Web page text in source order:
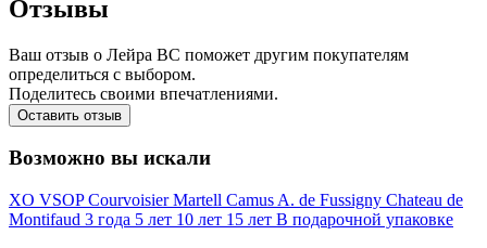
Отзывы
Ваш отзыв о Лейра ВС поможет другим покупателям
определиться с выбором.
Поделитесь своими впечатлениями.
Оставить отзыв
Возможно вы искали
XO VSOPCourvoisierMartell Camus A. de Fussigny Chateau de
Montifaud 3 года 5 лет 10 лет 15 лет В подарочной упаковке